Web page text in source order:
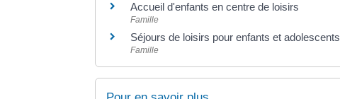
Accueil d'enfants en centre de loisirs
Famille
Séjours de loisirs pour enfants et adolescents
Famille